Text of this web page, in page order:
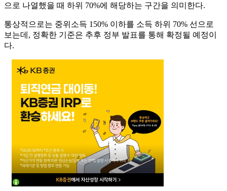
으로 나열했을 때 하위 70%에 해당하는 구간을 의미한다.
통상적으로는 중위소득 150% 이하를 소득 하위 70% 선으로
보는데, 정확한 기준은 추후 정부 발표를 통해 확정될 예정이
다.